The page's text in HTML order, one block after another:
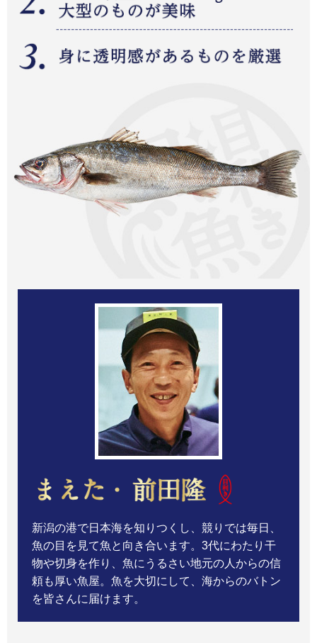
新潟の港で日本海を知りつくし、競りでは毎日、
魚の目を見て魚と向き合います。3代にわたり干
物や切身を作り、魚にうるさい地元の人からの信
頼も厚い魚屋。魚を大切にして、海からのバトン
を皆さんに届けます。